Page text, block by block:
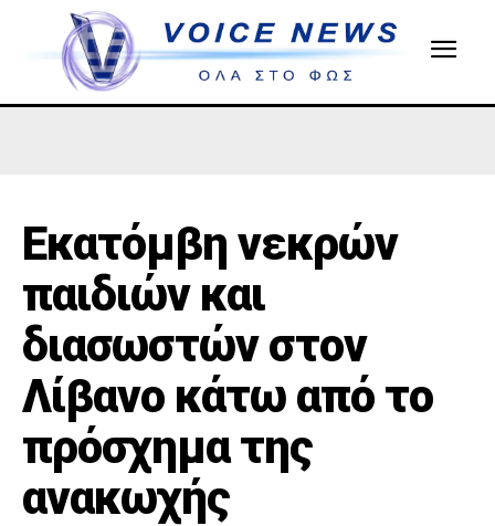
Εκατόμβη νεκρών
παιδιών και
διασωστών στον
Λίβανο κάτω από το
πρόσχημα της
ανακωχής